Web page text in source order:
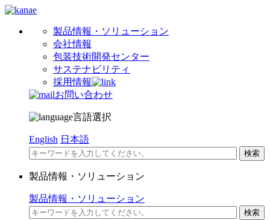
製品情報・ソリューション
会社情報
包装技術開発センター
サステナビリティ
採用情報
お問い合わせ
言語選択
English 日本語
製品情報・ソリューション
製品情報・ソリューション